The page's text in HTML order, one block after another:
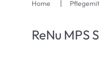
MARKEN
Acuvue
Home
ReNu MPS